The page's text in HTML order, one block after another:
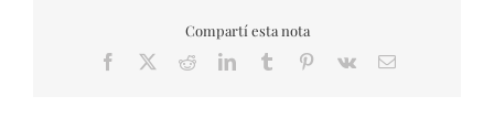
Compartí esta nota
Facebook RedditLinkedInTumblr Pinterest
Vk Email